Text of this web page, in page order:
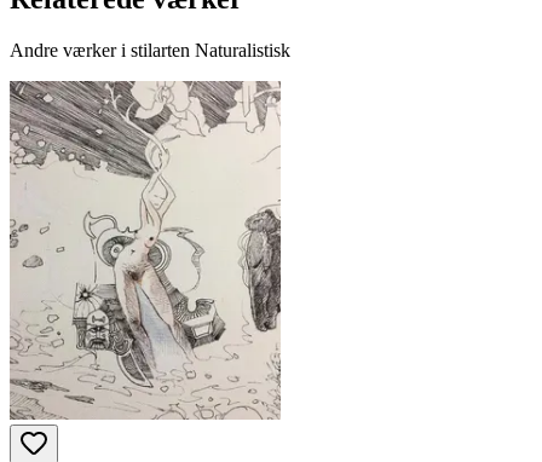
Andre værker i stilarten Naturalistisk